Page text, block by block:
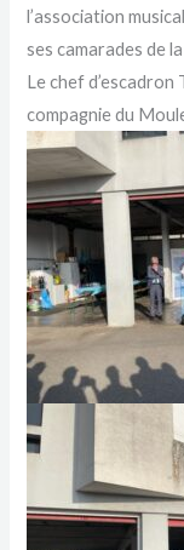
l’association
ses camarades de
Le chef
compagnie du